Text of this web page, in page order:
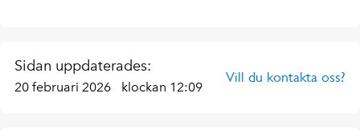
Sidan uppdaterades:
20 februari 2026 klockan 12:09
Vill du kontakta oss?